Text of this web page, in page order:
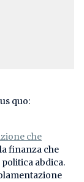
quo:
che
la finanza che
abdica.